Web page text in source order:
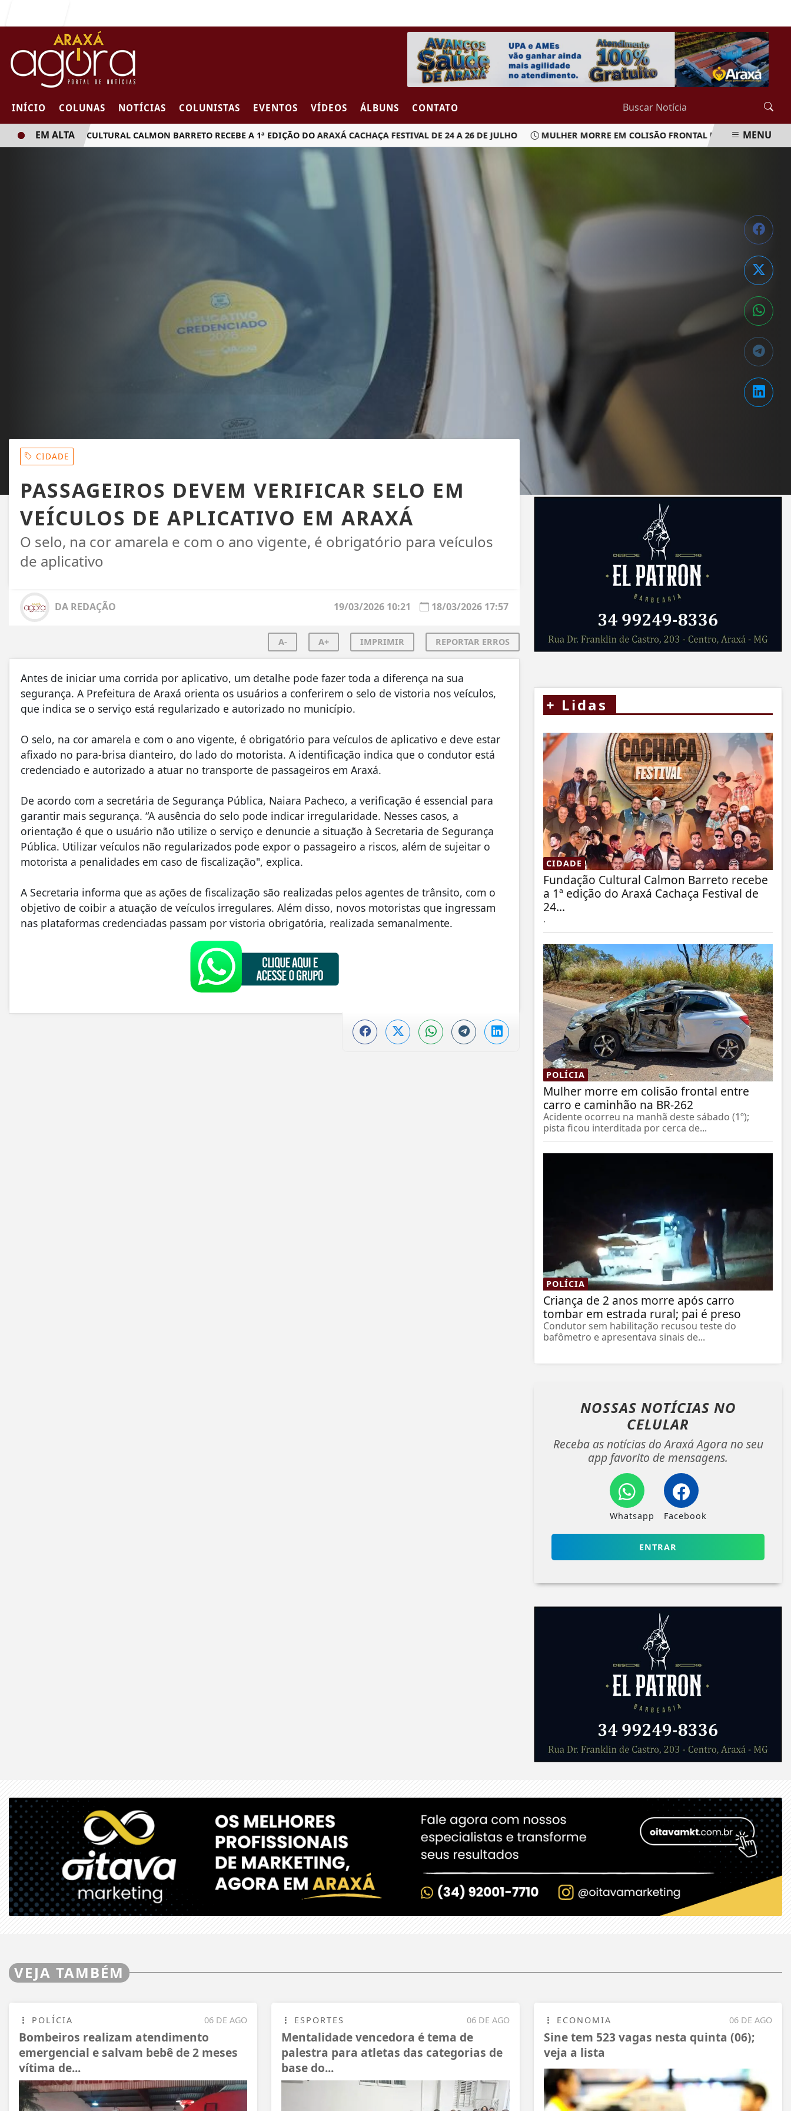
INÍCIO COLUNAS NOTÍCIAS COLUNISTAS EVENTOS VÍDEOS ÁLBUNS CONTATO
FUNDAÇÃO CULTURAL CALMON BARRETO RECEBE A 1ª EDIÇÃO DO ARAXÁ CACHAÇA FESTIVAL DE 24 A 26 DE JULHO MULHER MORRE EM COLISÃO FRONTAL ENTRE CARRO E
EM ALTA MENU
CIDADE
PASSAGEIROS DEVEM VERIFICAR SELO EM
VEÍCULOS DE APLICATIVO EM ARAXÁ
O selo, na cor amarela e com o ano vigente, é obrigatório para veículos
de aplicativo
DA REDAÇÃO 18/03/2026 17:57
19/03/2026 10:21
A- A+ IMPRIMIR REPORTAR ERROS
Antes de iniciar uma corrida por aplicativo, um detalhe pode fazer toda a diferença na sua
segurança. A Prefeitura de Araxá orienta os usuários a conferirem o selo de vistoria nos veículos,
que indica se o serviço está regularizado e autorizado no município.
O selo, na cor amarela e com o ano vigente, é obrigatório para veículos de aplicativo e deve estar
afixado no para-brisa dianteiro, do lado do motorista. A identificação indica que o condutor está
credenciado e autorizado a atuar no transporte de passageiros em Araxá.
De acordo com a secretária de Segurança Pública, Naiara Pacheco, a verificação é essencial para
garantir mais segurança. “A ausência do selo pode indicar irregularidade. Nesses casos, a
orientação é que o usuário não utilize o serviço e denuncie a situação à Secretaria de Segurança
Pública. Utilizar veículos não regularizados pode expor o passageiro a riscos, além de sujeitar o
motorista a penalidades em caso de fiscalização", explica.
A Secretaria informa que as ações de fiscalização são realizadas pelos agentes de trânsito, com o
objetivo de coibir a atuação de veículos irregulares. Além disso, novos motoristas que ingressam
nas plataformas credenciadas passam por vistoria obrigatória, realizada semanalmente.
+ Lidas
CIDADE
Fundação Cultural Calmon Barreto recebe
a 1ª edição do Araxá Cachaça Festival de
24...
.
POLÍCIA
Mulher morre em colisão frontal entre
carro e caminhão na BR-262
Acidente ocorreu na manhã deste sábado (1º);
pista ficou interditada por cerca de...
POLÍCIA
Criança de 2 anos morre após carro
tombar em estrada rural; pai é preso
Condutor sem habilitação recusou teste do
bafômetro e apresentava sinais de...
NOSSAS NOTÍCIAS NO
CELULAR
Receba as notícias do Araxá Agora no seu
app favorito de mensagens.
Whatsapp Facebook
ENTRAR
VEJA TAMBÉM
06 DE AGO
POLÍCIA
Bombeiros realizam atendimento
emergencial e salvam bebê de 2 meses
vítima de...
06 DE AGO
ESPORTES
Mentalidade vencedora é tema de
palestra para atletas das categorias de
base do...
06 DE AGO
ECONOMIA
Sine tem 523 vagas nesta quinta (06);
veja a lista